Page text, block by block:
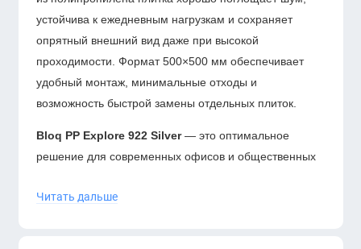
устойчива к ежедневным нагрузкам и сохраняет
опрятный внешний вид даже при высокой
проходимости. Формат 500×500 мм обеспечивает
удобный монтаж, минимальные отходы и
возможность быстрой замены отдельных плиток.
Bloq PP Explore 922 Silver— это оптимальное
решение для современных офисов и общественных
комфорта и износостойкости. Плитка обеспечивает
Читать дальше